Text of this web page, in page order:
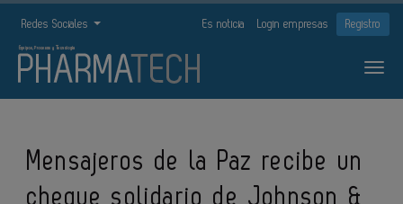
Redes Sociales Es noticia Login empresas Registro
Mensajeros de la Paz recibe un
cheque solidario de Johnson &